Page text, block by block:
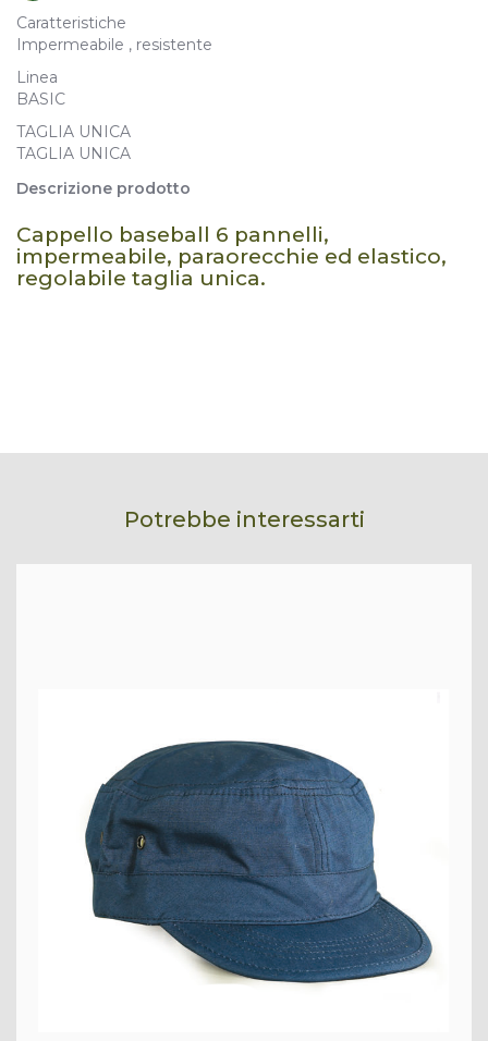
Caratteristiche
Impermeabile , resistente
Linea
BASIC
TAGLIA UNICA
TAGLIA UNICA
Descrizione prodotto
Cappello baseball 6 pannelli,
impermeabile, paraorecchie ed elastico,
regolabile taglia unica.
Potrebbe interessarti
VISUALIZZA
PRODOTTO